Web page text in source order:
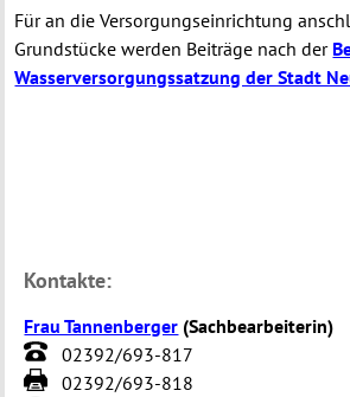
Für an die Versorgungseinrichtung
Grundstücke werden Beiträge nach der
Wasserversorgungssatzung der Stadt
Kontakte:
Frau Tannenberger (Sachbearbeiterin)
02392/693-817
02392/693-818